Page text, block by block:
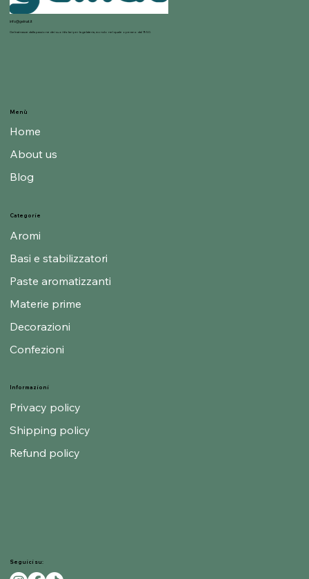
info@gelnat.it
Gelnat nasce dalla passione dei suoi titolari per la gelateria, mondo nel quale operano dal 1950.
Informazioni
Privacy policy
Shipping policy
Refund policy
Categorie
Aromi
Basi e stabilizzatori
Paste aromatizzanti
Materie prime
Decorazioni
Confezioni
Menù
Home
About us
Blog
Seguici su: